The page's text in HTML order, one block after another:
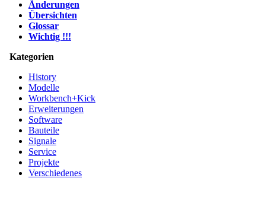
Änderungen
Übersichten
Glossar
Wichtig !!!
Kategorien
History
Modelle
Workbench+Kick
Erweiterungen
Software
Bauteile
Signale
Service
Projekte
Verschiedenes